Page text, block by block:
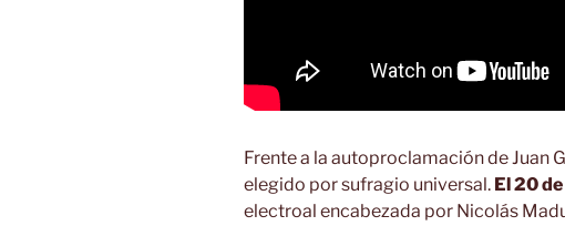
Frente a la autoproclamación de Juan
elegido por sufragio universal. El 20
electroal encabezada por Nicolás